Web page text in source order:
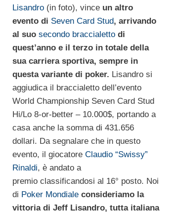
Lisandro(in foto), vince un altro
evento di Seven Card Stud, arrivando
al suo secondo braccialetto di
quest’anno e il terzo in totale della
sua carriera sportiva, sempre in
questa variante di poker. Lisandro si
aggiudica il braccialetto dell’evento
World Championship Seven Card Stud
Hi/Lo 8-or-better – 10.000$, portando a
casa anche la somma di 431.656
dollari. Da segnalare che in questo
evento, il giocatore Claudio “Swissy”
Rinaldi, è andato a
premio classificandosi al 16° posto. Noi
di Poker Mondiale consideriamo la
vittoria di Jeff Lisandro, tutta italiana